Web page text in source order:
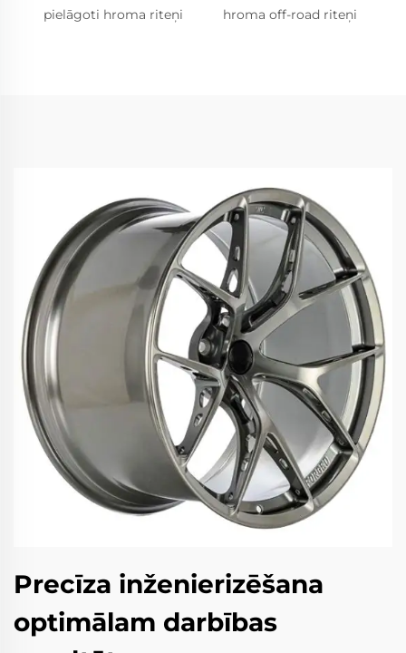
pielāgoti hroma riteņi hroma off-road riteņi
Precīza inženierizēšana
optimālam darbības